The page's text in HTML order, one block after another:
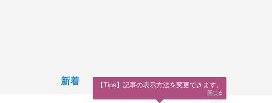
新着 【Tips】記事の表示方法を変更できます。
閉じる